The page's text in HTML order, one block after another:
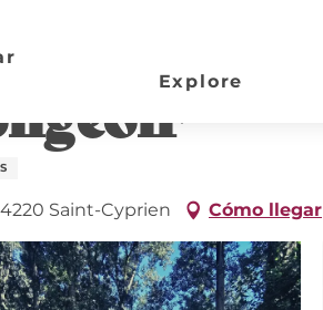
Explore
Saint-Cyprien Cómo llegar